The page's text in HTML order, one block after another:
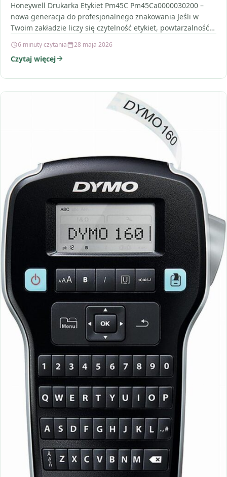
Honeywell Drukarka Etykiet Pm45C Pm45Ca0000030200 –
nowa generacja do profesjonalnego znakowania Jeśli w
Twoim zakładzie liczy się czytelność etykiet, powtarzalność
6 minuty czytania 28 maja 2026
Czytaj więcej